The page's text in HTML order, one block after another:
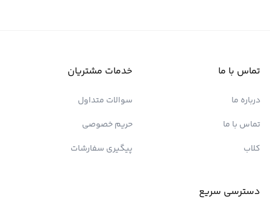
تماس با ما
درباره ما
تماس با ما
کلاب
خدمات مشتریان
سوالات متداول
حریم خصوصی
پیگیری سفارشات
دسترسی سریع